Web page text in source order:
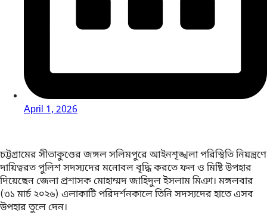
April 1, 2026
চট্টগ্রামের সীতাকুণ্ডের জঙ্গল সলিমপুরে আইনশৃঙ্খলা পরিস্থিতি নিয়ন্ত্রণে
দায়িত্বরত পুলিশ সদস্যদের মনোবল বৃদ্ধি করতে ফল ও মিষ্টি উপহার
দিয়েছেন জেলা প্রশাসক মোহাম্মদ জাহিদুল ইসলাম মিঞা। মঙ্গলবার
(৩১ মার্চ ২০২৬) এলাকাটি পরিদর্শনকালে তিনি সদস্যদের হাতে এসব
উপহার তুলে দেন।